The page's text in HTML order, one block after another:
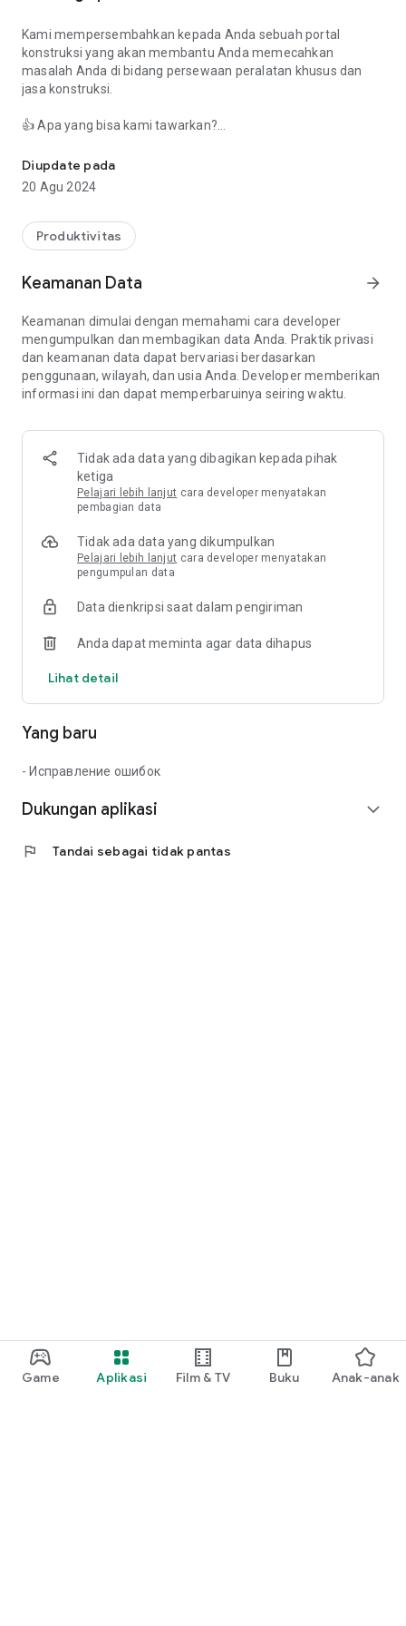
Game Aplikasi Film & TV Buku Anak-anak
Kami mempersembahkan kepada Anda sebuah portal
konstruksi yang akan membantu Anda memecahkan
masalah Anda di bidang persewaan peralatan khusus dan
jasa konstruksi.
👍 Apa yang bisa kami tawarkan?
papan buletin gratis;
Pesanan konstruksi tanpa perantara;
Obrolan yang nyaman;
Pencarian cepat untuk karyawan;
Sistem penilaian dan ulasan;
Pemberitahuan push.
Siap menawarkan layanan Anda? Tanggapi pesanan dari
individu dan perusahaan - gratis.
👍 Kategori:
transportasi kargo;
jasa konstruksi;
Bahan bangunan;
Transportasi dan peralatan;
Pekerjaan.
Umpan Balik
Kami akan senang mendengar tentang ide, saran, dan
komentar Anda. Jika Anda memiliki kesulitan dan
pertanyaan, tulis ke email kami app@birzha-sng.ru
Diupdate pada
20 Agu 2024
Produktivitas
Keamanan Data arrow_forward
Keamanan dimulai dengan memahami cara developer
mengumpulkan dan membagikan data Anda. Praktik privasi
dan keamanan data dapat bervariasi berdasarkan
penggunaan, wilayah, dan usia Anda. Developer memberikan
informasi ini dan dapat memperbaruinya seiring waktu.
Tidak ada data yang dibagikan kepada pihak
ketiga
Pelajari lebih lanjut cara developer menyatakan
pembagian data
Tidak ada data yang dikumpulkan
Pelajari lebih lanjut cara developer menyatakan
pengumpulan data
Data dienkripsi saat dalam pengiriman
Anda dapat meminta agar data dihapus
Lihat detail
Yang baru
- Исправление ошибок
Dukungan aplikasi expand_more
flag Tandai sebagai tidak pantas